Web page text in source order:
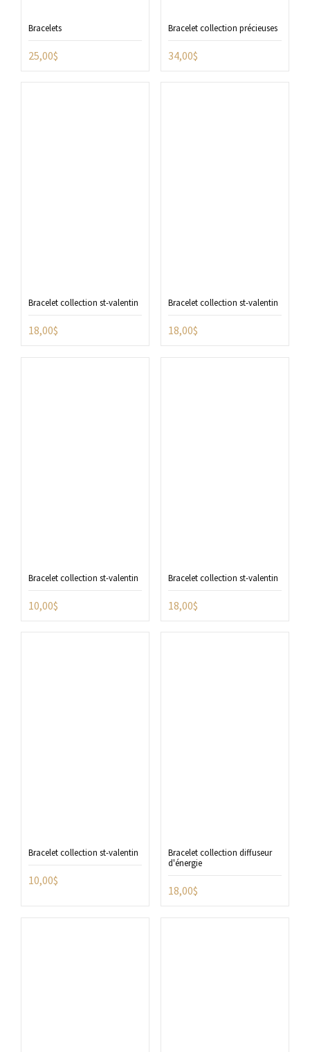
Bracelets
25,00$
Bracelet collection précieuses
34,00$
Bracelet collection st-valentin
18,00$
Bracelet collection st-valentin
18,00$
Bracelet collection st-valentin
10,00$
Bracelet collection st-valentin
18,00$
Bracelet collection st-valentin
10,00$
Bracelet collection diffuseur
d'énergie
18,00$